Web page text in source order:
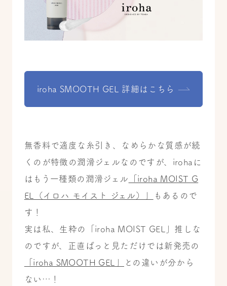
iroha SMOOTH GEL 詳細はこちら
無香料で適度な糸引き、なめらかな質感が続
くのが特徴の潤滑ジェルなのですが、irohaに
はもう一種類の潤滑ジェル 「iroha MOIST G
EL（イロハ モイスト ジェル）」
もあるので
す！
実は私、生粋の「iroha MOIST GEL」推しな
のですが、正直ぱっと見ただけでは新発売の
「iroha SMOOTH GEL」
との違いが分から
ない…！